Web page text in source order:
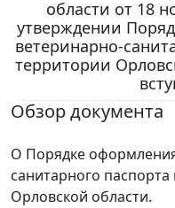
области от 18
утверждении
ветеринарно-
территории
Обзор документа
О Порядке
санитарного
Орловской области.